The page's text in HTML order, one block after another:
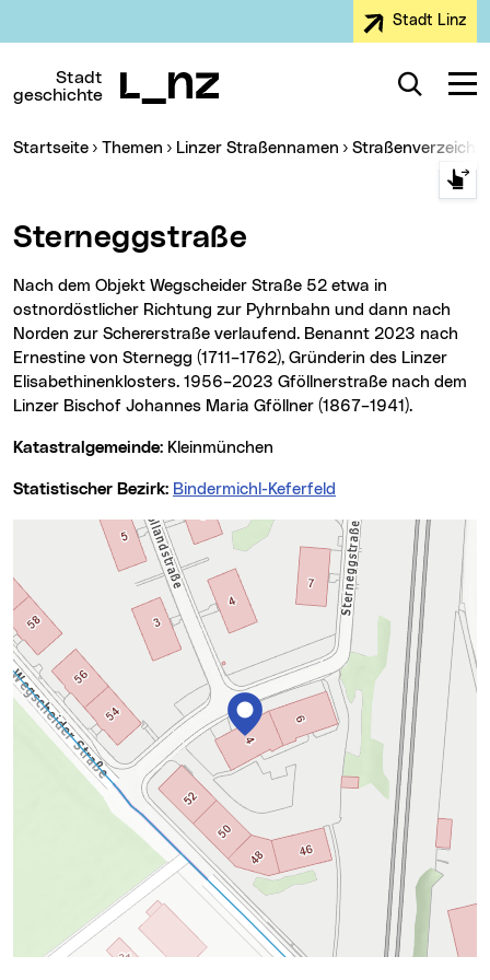
Stadt Linz
Stadt
geschichte
Suche
Sie sind hier:
Startseite Themen Linzer Straßennamen
Sterneggstraße
Nach dem Objekt Wegscheider Straße 52 etwa in
ostnordöstlicher Richtung zur Pyhrnbahn und dann nach
Norden zur Schererstraße verlaufend. Benannt 2023 nach
Ernestine von Sternegg (1711–1762), Gründerin des Linzer
Elisabethinenklosters. 1956–2023 Gföllnerstraße nach dem
Linzer Bischof Johannes Maria Gföllner (1867–1941).
Katastralgemeinde: Kleinmünchen
Statistischer Bezirk: Bindermichl-Keferfeld
Karte überspringen